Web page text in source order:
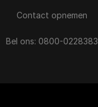
Contact opnemen
Bel ons: 0800-0228383